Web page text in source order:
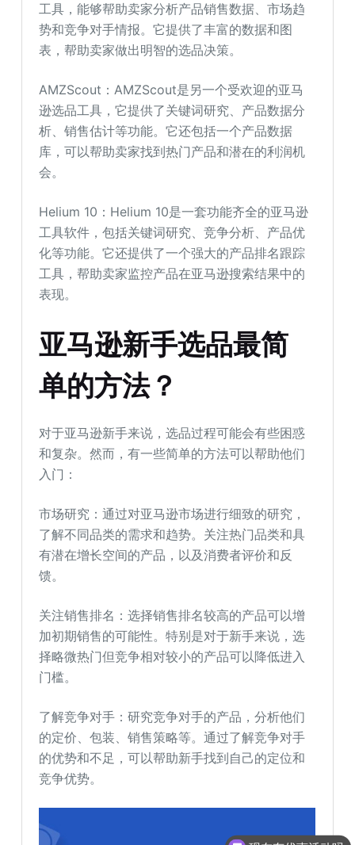
工具，能够帮助卖家分析产品销售数据、市场趋
势和竞争对手情报。它提供了丰富的数据和图
表，帮助卖家做出明智的选品决策。
AMZScout：AMZScout是另一个受欢迎的亚马
逊选品工具，它提供了关键词研究、产品数据分
析、销售估计等功能。它还包括一个产品数据
库，可以帮助卖家找到热门产品和潜在的利润机
会。
Helium 10：Helium 10是一套功能齐全的亚马逊
工具软件，包括关键词研究、竞争分析、产品优
化等功能。它还提供了一个强大的产品排名跟踪
工具，帮助卖家监控产品在亚马逊搜索结果中的
表现。
亚马逊新手选品最简
单的方法？
对于亚马逊新手来说，选品过程可能会有些困惑
和复杂。然而，有一些简单的方法可以帮助他们
入门：
市场研究：通过对亚马逊市场进行细致的研究，
了解不同品类的需求和趋势。关注热门品类和具
有潜在增长空间的产品，以及消费者评价和反
馈。
关注销售排名：选择销售排名较高的产品可以增
加初期销售的可能性。特别是对于新手来说，选
择略微热门但竞争相对较小的产品可以降低进入
门槛。
了解竞争对手：研究竞争对手的产品，分析他们
的定价、包装、销售策略等。通过了解竞争对手
的优势和不足，可以帮助新手找到自己的定位和
竞争优势。